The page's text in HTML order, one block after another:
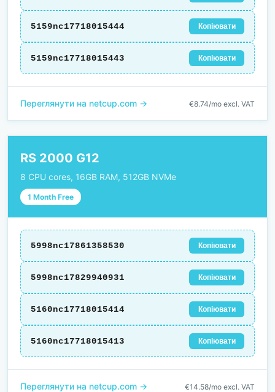
5159nc17718015444 Копіювати
5159nc17718015443 Копіювати
Переглянути на netcup.com → €8.74/mo excl. VAT
RS 2000 G12
8 CPU cores, 16GB RAM, 512GB NVMe
1 Month Free
5998nc17861358530 Копіювати
5998nc17829940931 Копіювати
5160nc17718015414 Копіювати
5160nc17718015413 Копіювати
Переглянути на netcup.com → €14.58/mo excl. VAT